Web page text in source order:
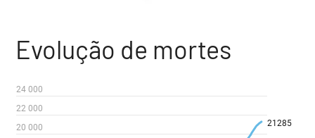
Evolução de mortes